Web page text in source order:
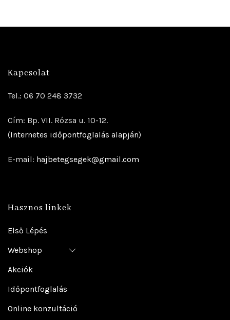
Kapcsolat
Tel.: 06 70 248 3732
Cím: Bp. VII. Rózsa u. 10-12.
(Internetes időpontfoglalás alapján)
E-mail: hajbetegsegek@gmail.com
Hasznos linkek
Első Lépés
Webshop
Akciók
Időpontfoglalás
Online konzultáció